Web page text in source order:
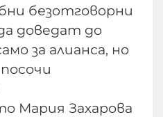
безотговорни
доведат до
за алианса, но
Мария Захарова